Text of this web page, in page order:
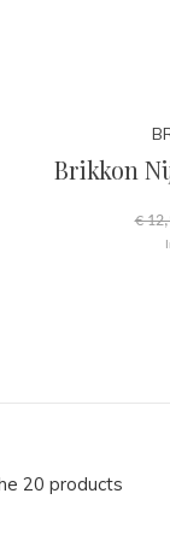
Brikkon
€
20 products